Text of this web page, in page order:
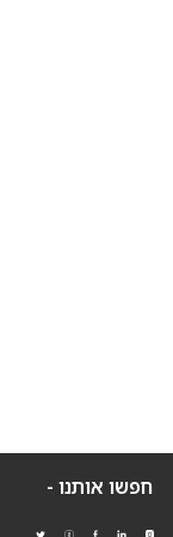
חפשו אותנו -